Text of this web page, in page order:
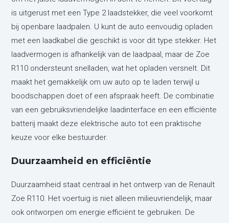
is uitgerust met een Type 2 laadstekker, die veel voorkomt
bij openbare laadpalen. U kunt de auto eenvoudig opladen
met een laadkabel die geschikt is voor dit type stekker. Het
laadvermogen is afhankelijk van de laadpaal, maar de Zoe
R110 ondersteunt snelladen, wat het opladen versnelt. Dit
maakt het gemakkelijk om uw auto op te laden terwijl u
boodschappen doet of een afspraak heeft. De combinatie
van een gebruiksvriendelijke laadinterface en een efficiënte
batterij maakt deze elektrische auto tot een praktische
keuze voor elke bestuurder.
Duurzaamheid en efficiëntie
Duurzaamheid staat centraal in het ontwerp van de Renault
Zoe R110. Het voertuig is niet alleen milieuvriendelijk, maar
ook ontworpen om energie efficiënt te gebruiken. De